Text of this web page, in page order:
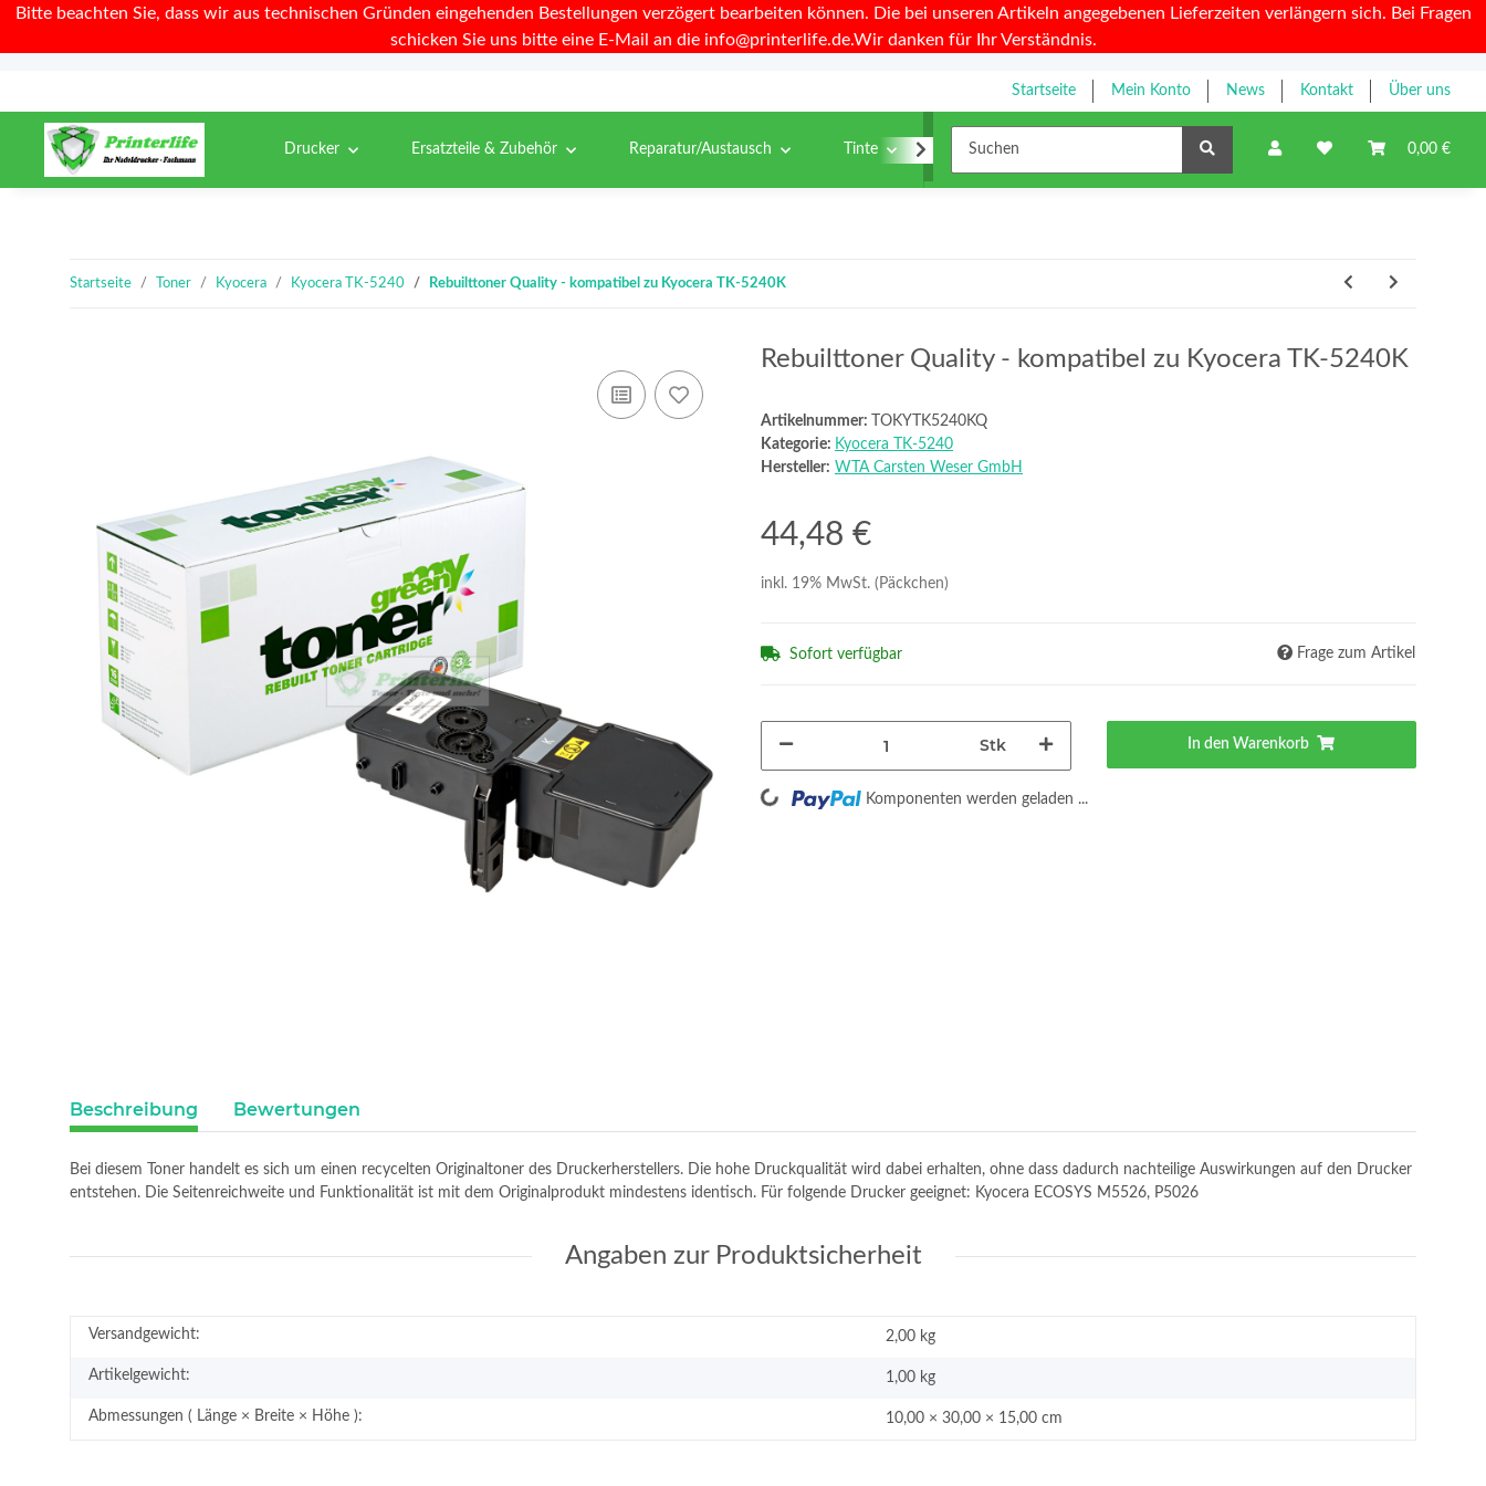
Bitte beachten Sie, dass wir aus technischen Gründen eingehenden Bestellungen verzögert bearbeiten können. Die bei unseren Artikeln angegebenen Lieferzeiten verlängern sich. Bei Fragen
schicken Sie uns bitte eine E-Mail an die info@printerlife.de.Wir danken für Ihr Verständnis.
Startseite Mein Konto News Kontakt Über uns
0,00 €
Drucker Ersatzteile & Zubehör Reparatur/Austausch Tinte Toner
Startseite Toner Kyocera Kyocera TK-5240 Rebuilttoner Quality - kompatibel zu Kyocera TK-5240K
Rebuilttoner Quality - kompatibel zu Kyocera TK-5240K
Artikelnummer:
TOKYTK5240KQ
Kategorie: Kyocera TK-5240
Hersteller: WTA Carsten Weser GmbH
44,48 €
inkl. 19% MwSt. (Päckchen)
Sofort verfügbar Frage zum Artikel
Stk In den Warenkorb
Loading... Komponenten werden geladen ...
Beschreibung Bewertungen
Bei diesem Toner handelt es sich um einen recycelten Originaltoner des Druckerherstellers. Die hohe Druckqualität wird dabei erhalten, ohne dass dadurch nachteilige Auswirkungen auf den Drucker
entstehen. Die Seitenreichweite und Funktionalität ist mit dem Originalprodukt mindestens identisch. Für folgende Drucker geeignet: Kyocera ECOSYS M5526, P5026
Angaben zur Produktsicherheit
Versandgewicht: 2,00 kg
Artikelgewicht: 1,00 kg
Abmessungen ( Länge × Breite × Höhe ): 10,00 × 30,00 × 15,00 cm